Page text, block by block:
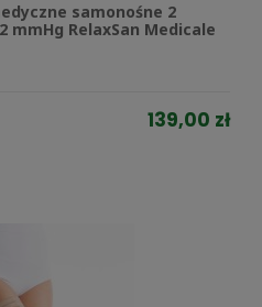
samonośne 2
mmHg RelaxSan Medicale
139,00 zł